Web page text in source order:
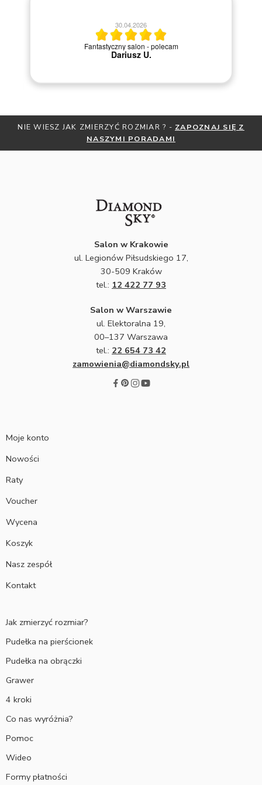
20.04.2026
Szybka i sprawna obsługa.
NIE WIESZ JAK ZMIERZYĆ ROZMIAR ? - ZAPOZNAJ SIĘ Z
NASZYMI PORADAMI
Salon w Krakowie
ul. Legionów Piłsudskiego 17,
30-509 Kraków
tel.: 12 422 77 93
Salon w Warszawie
ul. Elektoralna 19,
00–137 Warszawa
tel.: 22 654 73 42
zamowienia@diamondsky.pl
Moje konto
Nowości
Raty
Voucher
Wycena
Koszyk
Nasz zespół
Kontakt
Jak zmierzyć rozmiar?
Pudełka na pierścionek
Pudełka na obrączki
Grawer
4 kroki
Co nas wyróżnia?
Pomoc
Wideo
Formy płatności